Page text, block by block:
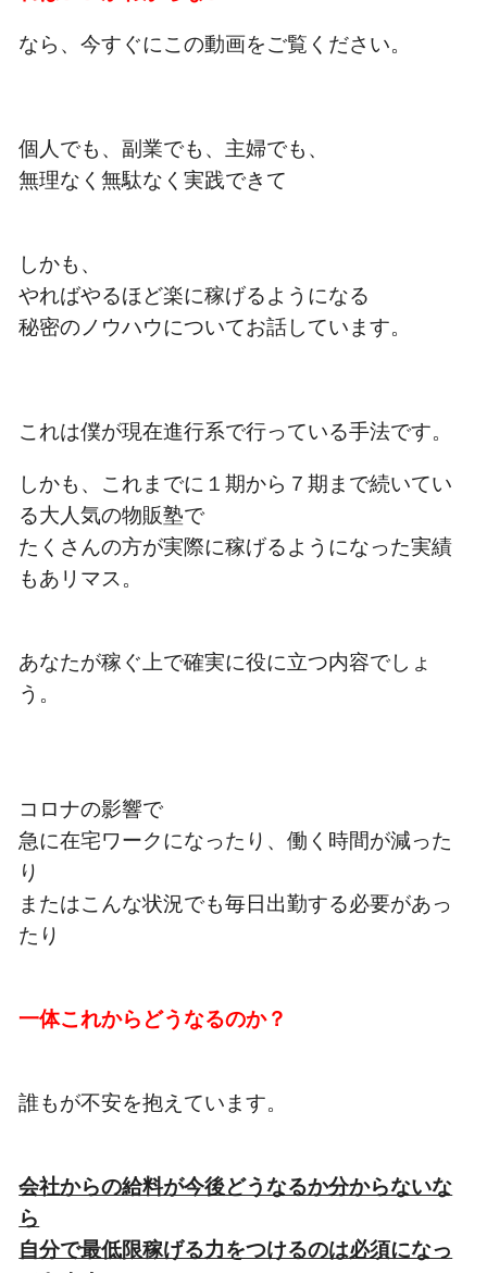
なら、今すぐにこの動画をご覧ください。
個人でも、副業でも、主婦でも、
無理なく無駄なく実践できて
しかも、
やればやるほど楽に稼げるようになる
秘密のノウハウについてお話しています。
これは僕が現在進行系で行っている手法です。
しかも、これまでに１期から７期まで続いてい
る大人気の物販塾で
たくさんの方が実際に稼げるようになった実績
もあリマス。
あなたが稼ぐ上で確実に役に立つ内容でしょ
う。
コロナの影響で
急に在宅ワークになったり、働く時間が減った
り
またはこんな状況でも毎日出勤する必要があっ
たり
一体これからどうなるのか？
誰もが不安を抱えています。
会社からの給料が今後どうなるか分からないな
ら
自分で最低限稼げる力をつけるのは必須になっ